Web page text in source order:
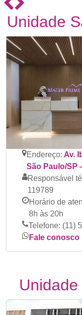
Unidade
Endereço: Av.
São Paulo/SP
Responsável
119789
Horário de
8h às 20h
Telefone: (11)
Fale